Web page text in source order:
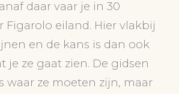
daar vaar je in 30
Figarolo eiland. Hier vlakbij
en de kans is dan ook
je ze gaat zien. De gidsen
waar ze moeten zijn, maar